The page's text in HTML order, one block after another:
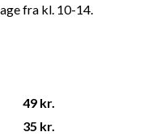
fra kl. 10-14.
49 kr.
35 kr.